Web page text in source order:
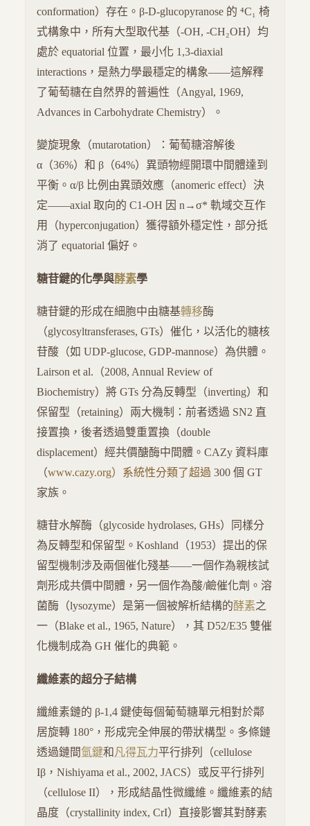
conformation）存在。β-D-glucopyranose 的 ⁴C₁ 椅
式構象中，所有大型取代基（-OH, -CH₂OH）均
處於 equatorial 位置，最小化 1,3-diaxial
interactions，是熱力學最穩定的構象——這解釋
了葡萄糖在自然界的普遍性（Angyal, 1969,
Advances in Carbohydrate Chemistry）。
變旋現象（mutarotation）：葡萄糖溶解後
α（36%）和 β（64%）異頭物經開環中間體達到
平衡。α/β 比例由異頭效應（anomeric effect）決
定——axial 取向的 C1-OH 因 n→σ* 軌域交互作
用（hyperconjugation）獲得額外穩定性，部分抵
消了 equatorial 偏好。
糖苷鍵的化學與酵素學
糖苷鍵的形成在細胞中由糖基轉移酶
（glycosyltransferases, GTs）催化，以活化的糖核
苷酸（如 UDP-glucose, GDP-mannose）為供體。
Lairson et al.（2008, Annual Review of
Biochemistry）將 GTs 分為反轉型（inverting）和
保留型（retaining）兩大機制：前者透過 SN2 直
接置換，後者透過雙重置換（double
displacement）經共價醣酶中間體。CAZy 資料庫
（www.cazy.org）系統性分類了超過 300 個 GT
家族。
糖苷水解酶（glycoside hydrolases, GHs）同樣分
為反轉型和保留型。Koshland（1953）提出的保
留型機制涉及兩個催化殘基——一個作為親核試
劑形成共價中間體，另一個作為酸/鹼催化劑。溶
菌酶（lysozyme）是第一個被解析結構的酵素之
一（Blake et al., 1965, Nature），其 D52/E35 雙催
化機制成為 GH 催化的典範。
纖維素的超分子結構
纖維素鏈的 β-1,4 鍵使每個葡萄糖單元相對於鄰
居旋轉 180°，形成完全伸展的帶狀構型。多條鏈
透過鏈間氫鍵和 凡得瓦力平行排列（cellulose
Iβ，Nishiyama et al., 2002, JACS）或反平行排列
（cellulose II），形成結晶性微纖維。纖維素的結
晶度（crystallinity index, CrI）直接影響其對酵素